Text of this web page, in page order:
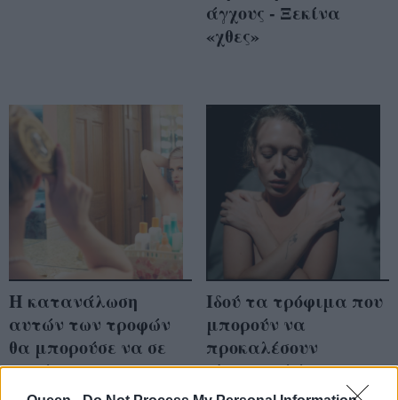
άγχους - Ξεκίνα
«χθες»
Η κατανάλωση
αυτών των τροφών
θα μπορούσε να σε
γεράσει πριν την
ώρα σου
Ιδού τα τρόφιμα που
μπορούν να
προκαλέσουν
«ζωντανά όνειρα»
(και δεν είναι μόνα